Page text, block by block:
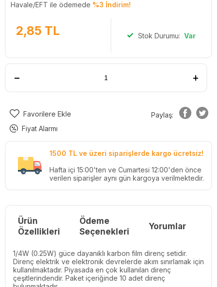
Havale/EFT ile ödemede %3 İndirim!
2,85 TL Stok Durumu: Var
Favorilere Ekle
Fiyat Alarmı
Paylaş:
1500 TL ve üzeri siparişlerde kargo ücretsiz!
Hafta içi 15:00'ten ve Cumartesi 12:00'den önce
verilen siparişler aynı gün kargoya verilmektedir.
Ürün
Özellikleri
Ödeme
Seçenekleri
Yorumlar
1/4W (0.25W) güce dayanıklı karbon film direnç setidir.
Direnç elektrik ve elektronik devrelerde akım sınırlamak için
kullanılmaktadır. Piyasada en çok kullanılan direnç
çeşitlerindendir. Paket içeriğinde 10 adet direnç